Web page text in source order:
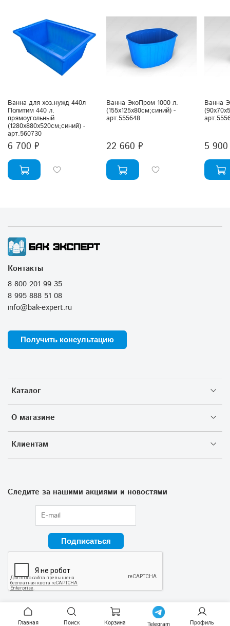
Ванна для хоз.нужд 440л
Политим 440 л.
прямоугольный
(1280x880x520см;синий) -
арт.560730
6 700 ₽
Ванна ЭкоПром 1000 л.
(155x125x80см;синий) -
арт.555648
22 660 ₽
Ванна
5
Каталог
О магазине
Клиентам
Контакты
8 800 201 99 35
8 995 888 51 08
info@bak-expert.ru
Получить консультацию
Следите за нашими акциями и новостями
Подписаться
Главная Поиск Корзина Профиль